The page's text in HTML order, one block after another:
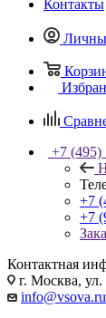
Контакты
+7 (495)
+7
+7
Контактная
г. Москва,
info@vsova.ru